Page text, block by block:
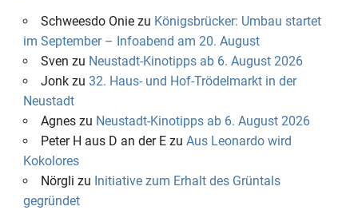
Schweesdo Oniezu Königsbrücker: Umbau startet
im September – Infoabend am 20. August
Sven zu Neustadt-Kinotipps ab 6. August 2026
Jonkzu 32. Haus- und Hof-Trödelmarkt in der
Neustadt
Agneszu Neustadt-Kinotipps ab 6. August 2026
Peter H aus D an der Ezu Aus Leonardo wird
Kokolores
Nörgli zu Initiative zum Erhalt des Grüntals
gegründet